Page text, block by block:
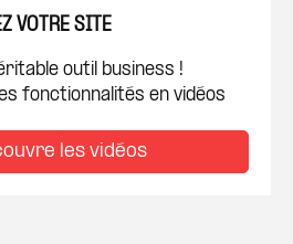
VOTRE SITE
outil business !
fonctionnalités en vidéos
les vidéos